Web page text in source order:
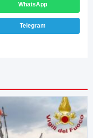
WhatsApp
Telegram